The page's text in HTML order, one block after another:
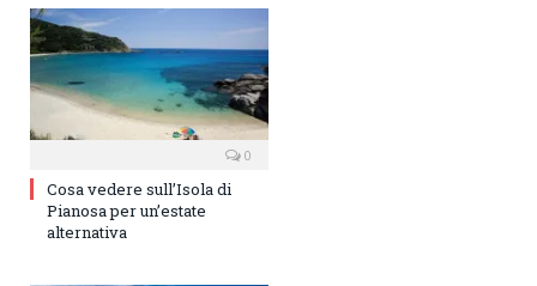
0
Cosa vedere sull’Isola di
Pianosa per un’estate
alternativa